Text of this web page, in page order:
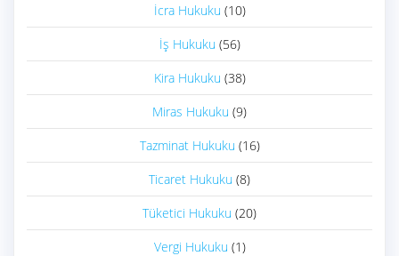
İcra Hukuku (10)
İş Hukuku (56)
Kira Hukuku (38)
Miras Hukuku (9)
Tazminat Hukuku (16)
Ticaret Hukuku (8)
Tüketici Hukuku (20)
Vergi Hukuku (1)